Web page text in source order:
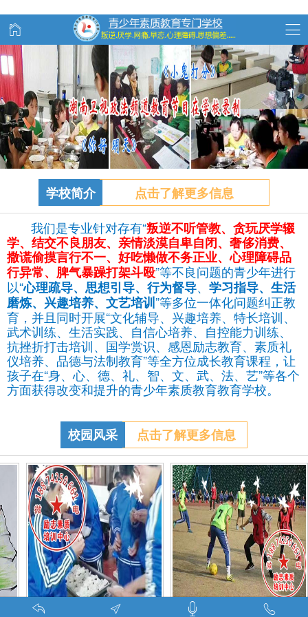
学校简介
点击了解更多信息
我们是专业针对存有“叛逆不听管教、 贪玩厌学辍
学、结交不良朋友、亲情淡漠自卑自闭、奢侈消费、
撒谎偷摸言行不一、好吃懒做不务正业、心理障碍品
行异常、脾气暴躁打架斗殴”等不良问题的青少年进行
以“心理疏导、思想引导、行为督导、 学习指导、生活
磨炼、兴趣培养、文艺培训”等多位一体化问题纠正教
育，并且同时开展“文化辅导、兴趣培养、特长培训、
武术训练、生活实践、自信心培养、自控能力训练、
抗挫折打击培训、国学赏识、感恩励志教育、素质礼
仪培养、品德与法制教育”等全方位成长教育课程，让
孩子在“身、心、德、礼、智、文、武、法、艺”等各个
方面获得改变和提升的青少年素质教育教育学校。
校园风采 点击了解更多信息